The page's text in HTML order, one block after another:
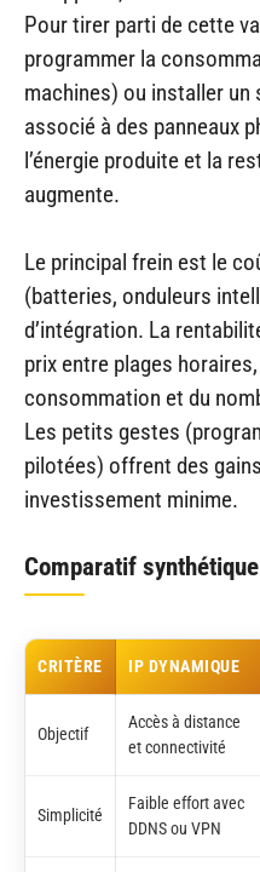
Pour tirer parti de cette
programmer la
machines) ou installer
associé à des panneaux
l’énergie produite et la
augmente.
Le principal frein est le
(batteries, onduleurs
d’intégration. La
prix entre plages
consommation et du
Les petits gestes
pilotées) offrent des
investissement minime.
Comparatif synthétique
CRITÈRE IP DYNAMIQUE
Objectif
Accès à distance
et connectivité
Simplicité
Faible effort avec
DDNS ou VPN